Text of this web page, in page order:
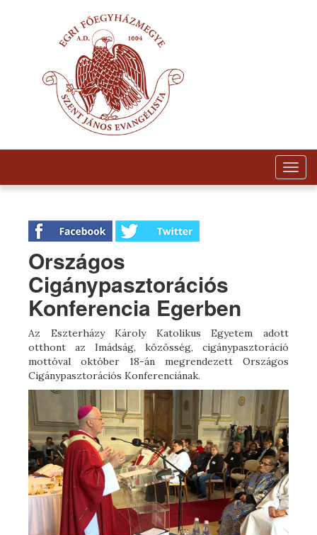
Országos
Cigánypasztorációs
Konferencia Egerben
Az Eszterházy Károly Katolikus Egyetem adott
otthont az Imádság, közösség, cigánypasztoráció
mottóval október 18-án megrendezett Országos
Cigánypasztorációs Konferenciának.